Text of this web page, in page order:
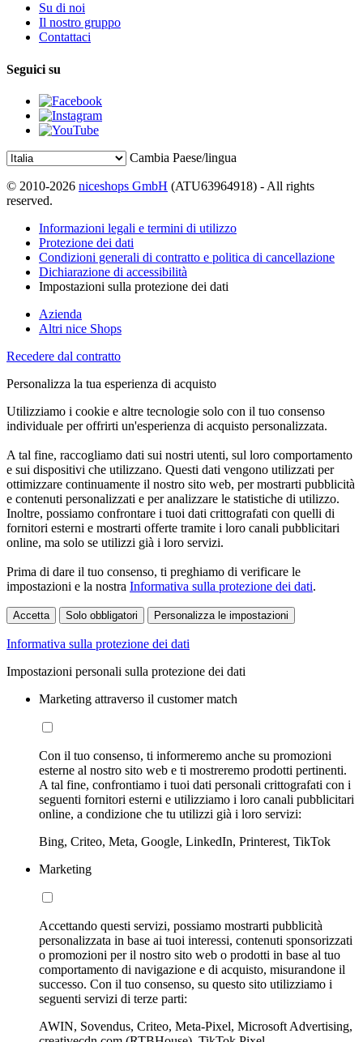
Su di noi
Il nostro gruppo
Contattaci
Seguici su
Cambia Paese/lingua
© 2010-2026 niceshops GmbH (ATU63964918) - All rights
reserved.
Informazioni legali e termini di utilizzo
Protezione dei dati
Condizioni generali di contratto e politica di cancellazione
Dichiarazione di accessibilità
Impostazioni sulla protezione dei dati
Azienda
Altri nice Shops
Recedere dal contratto
Personalizza la tua esperienza di acquisto
Utilizziamo i cookie e altre tecnologie solo con il tuo consenso
individuale per offrirti un'esperienza di acquisto personalizzata.
A tal fine, raccogliamo dati sui nostri utenti, sul loro comportamento
e sui dispositivi che utilizzano. Questi dati vengono utilizzati per
ottimizzare continuamente il nostro sito web, per mostrarti pubblicità
e contenuti personalizzati e per analizzare le statistiche di utilizzo.
Inoltre, possiamo confrontare i tuoi dati crittografati con quelli di
fornitori esterni e mostrarti offerte tramite i loro canali pubblicitari
online, ma solo se utilizzi già i loro servizi.
Prima di dare il tuo consenso, ti preghiamo di verificare le
impostazioni e la nostra Informativa sulla protezione dei dati.
Accetta Solo obbligatori Personalizza le impostazioni
Informativa sulla protezione dei dati
Impostazioni personali sulla protezione dei dati
Marketing attraverso il customer match
Con il tuo consenso, ti informeremo anche su promozioni
esterne al nostro sito web e ti mostreremo prodotti pertinenti.
A tal fine, confrontiamo i tuoi dati personali crittografati con i
seguenti fornitori esterni e utilizziamo i loro canali pubblicitari
online, a condizione che tu utilizzi già i loro servizi:
Bing, Criteo, Meta, Google, LinkedIn, Printerest, TikTok
Marketing
Accettando questi servizi, possiamo mostrarti pubblicità
personalizzata in base ai tuoi interessi, contenuti sponsorizzati
o promozioni per il nostro sito web o prodotti in base al tuo
comportamento di navigazione e di acquisto, misurandone il
successo. Con il tuo consenso, su questo sito utilizziamo i
seguenti servizi di terze parti:
AWIN, Sovendus, Criteo, Meta-Pixel, Microsoft Advertising,